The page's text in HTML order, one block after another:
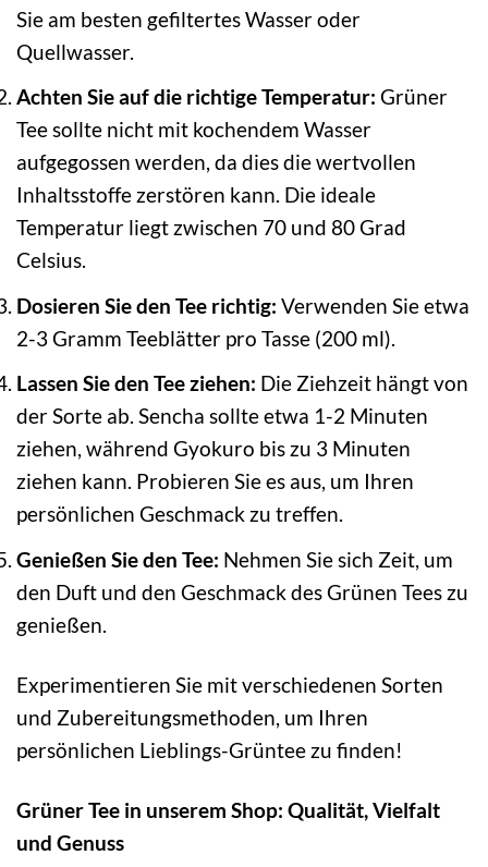
Sie am besten gefiltertes Wasser oder
Quellwasser.
Achten Sie auf die richtige Temperatur: Grüner
Tee sollte nicht mit kochendem Wasser
aufgegossen werden, da dies die wertvollen
Inhaltsstoffe zerstören kann. Die ideale
Temperatur liegt zwischen 70 und 80 Grad
Celsius.
Dosieren Sie den Tee richtig: Verwenden Sie etwa
2-3 Gramm Teeblätter pro Tasse (200 ml).
Lassen Sie den Tee ziehen: Die Ziehzeit hängt von
der Sorte ab. Sencha sollte etwa 1-2 Minuten
ziehen, während Gyokuro bis zu 3 Minuten
ziehen kann. Probieren Sie es aus, um Ihren
persönlichen Geschmack zu treffen.
Genießen Sie den Tee: Nehmen Sie sich Zeit, um
den Duft und den Geschmack des Grünen Tees zu
genießen.
Experimentieren Sie mit verschiedenen Sorten
und Zubereitungsmethoden, um Ihren
persönlichen Lieblings-Grüntee zu finden!
Grüner Tee in unserem Shop: Qualität, Vielfalt
und Genuss